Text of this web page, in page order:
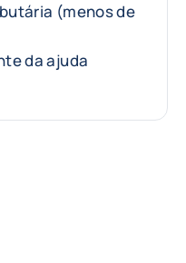
(menos de
da ajuda